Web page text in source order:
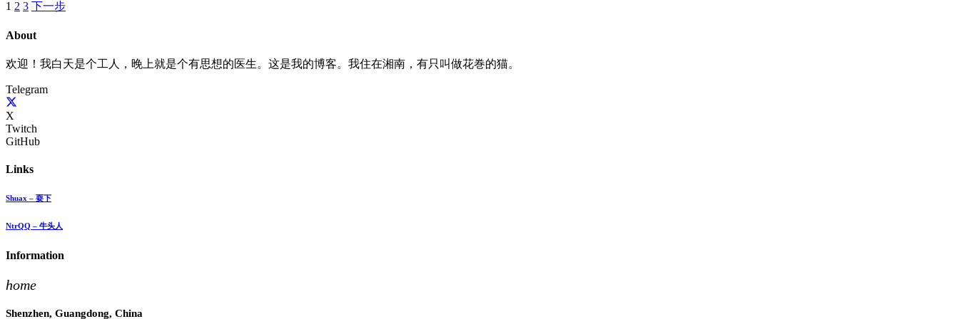
1 2 3 下一步
About
欢迎！我白天是个工人，晚上就是个有思想的医生。这是我的博客。我住在湘南，有只叫做花巻的猫。
Telegram
X
Twitch
GitHub
Links
Shuax – 耍下
NtrQQ – 牛头人
Information
home
Shenzhen, Guangdong, China